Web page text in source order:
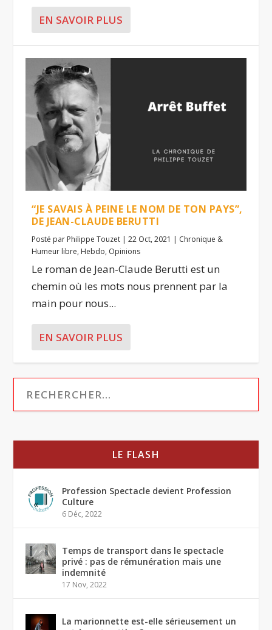
EN SAVOIR PLUS
“JE SAVAIS À PEINE LE NOM DE TON PAYS”,
DE JEAN-CLAUDE BERUTTI
Posté par Philippe Touzet |22 Oct, 2021 | Chronique &
Humeur libre, Hebdo, Opinions
Le roman de Jean-Claude Berutti est un
chemin où les mots nous prennent par la
main pour nous...
EN SAVOIR PLUS
LE FLASH
Profession Spectacle devient Profession
Culture
6 Déc, 2022
Temps de transport dans le spectacle
privé : pas de rémunération mais une
indemnité
17 Nov, 2022
La marionnette est-elle sérieusement un